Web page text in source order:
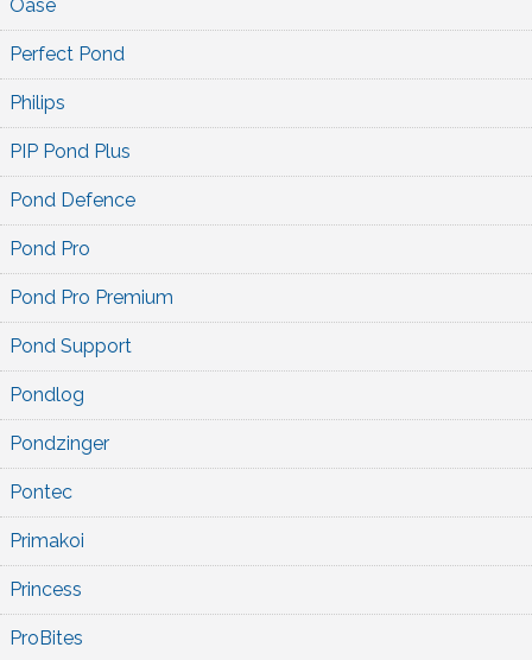
Oase
Perfect Pond
Philips
PIP Pond Plus
Pond Defence
Pond Pro
Pond Pro Premium
Pond Support
Pondlog
Pondzinger
Pontec
Primakoi
Princess
ProBites